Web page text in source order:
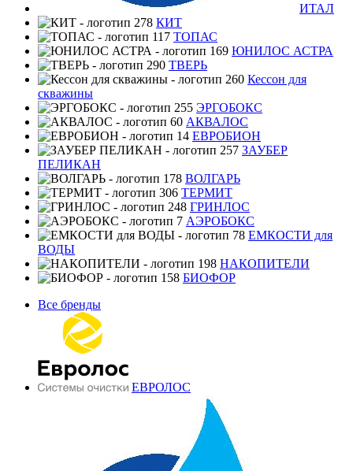
ИТАЛ
КИТ
ТОПАС
ЮНИЛОС АСТРА
ТВЕРЬ
Кессон для
скважины
ЭРГОБОКС
АКВАЛОС
ЕВРОБИОН
ЗАУБЕР
ПЕЛИКАН
ВОЛГАРЬ
ТЕРМИТ
ГРИНЛОС
АЭРОБОКС
ЕМКОСТИ для
ВОДЫ
НАКОПИТЕЛИ
БИОФОР
Все бренды
ЕВРОЛОС